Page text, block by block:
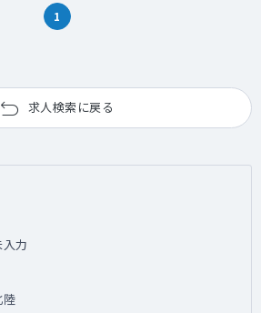
1
求人検索に戻る
力
陸